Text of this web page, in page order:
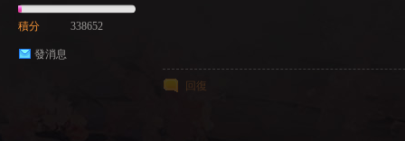
積分 338652
發消息
回復